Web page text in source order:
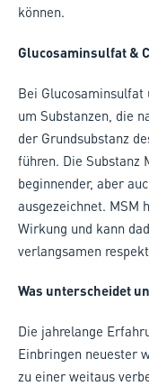
können.
Glucosaminsulfat &
Bei
um Substanzen, die
der Grundsubstanz
führen. Die Substanz
beginnender, aber
ausgezeichnet. MSM
Wirkung und kann
verlangsamen
Was unterscheidet
Die jahrelange
Einbringen neuester
zu einer weitaus